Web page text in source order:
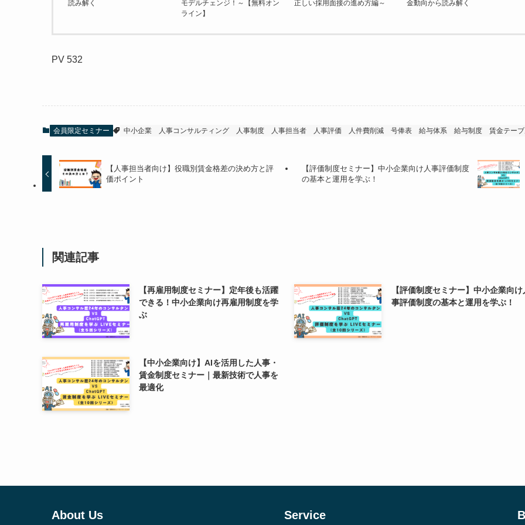
読み解く
モデルチェンジ！～【無料オン
ライン】
正しい採用面接の進め方編～ 金動向から読み解く
PV 532
会員限定セミナー 中小企業 人事コンサルティング 人事制度 人事担当者 人事評価 人件費削減 号俸表 給与体系 給与制度 賃金テー
【人事担当者向け】役職別賃金格差の決め方と評
価ポイント
【評価制度セミナー】中小企業向け人事評価制度
の基本と運用を学ぶ！
関連記事
【再雇用制度セミナー】定年後も活躍
できる！中小企業向け再雇用制度を学
ぶ
【評価制度セミナー】中小企業向け
事評価制度の基本と運用を学ぶ！
【中小企業向け】AIを活用した人事・
賃金制度セミナー｜最新技術で人事を
最適化
About Us Service